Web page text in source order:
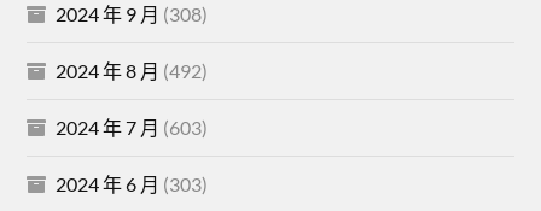
2024 年 9 月 (308)
2024 年 8 月 (492)
2024 年 7 月 (603)
2024 年 6 月 (303)